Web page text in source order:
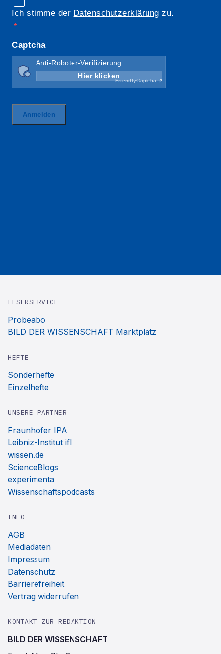
LESERSERVICE
Probeabo
BILD DER WISSENSCHAFT Marktplatz
HEFTE
Sonderhefte
Einzelhefte
UNSERE PARTNER
Fraunhofer IPA
Leibniz-Institut ifl
wissen.de
ScienceBlogs
experimenta
Wissenschaftspodcasts
INFO
AGB
Mediadaten
Impressum
Datenschutz
Barrierefreiheit
Vertrag widerrufen
KONTAKT ZUR REDAKTION
BILD DER WISSENSCHAFT